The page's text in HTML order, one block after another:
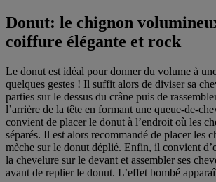
Donut: le chignon
coiffure élégante et rock
Le donut est idéal pour donner du volume à
quelques gestes ! Il suffit alors de diviser sa
parties sur le dessus du crâne puis de
l’arrière de la tête en formant une queue-de-
convient de placer le donut à l’endroit où les
séparés. Il est alors recommandé de placer les
mèche sur le donut déplié. Enfin, il convient
la chevelure sur le devant et assembler ses
avant de replier le donut. L’effet bombé